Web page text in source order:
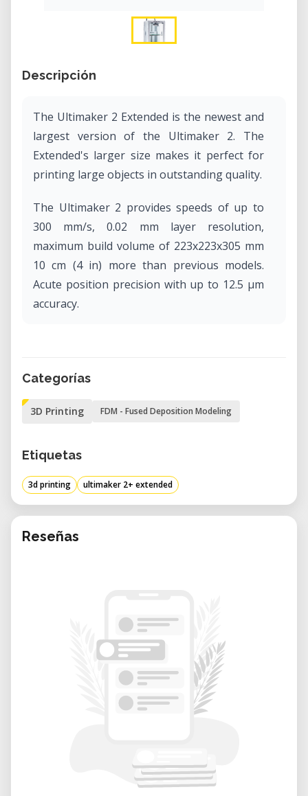
Descripción
The Ultimaker 2 Extended is the newest and
largest version of the Ultimaker 2. The
Extended's larger size makes it perfect for
printing large objects in outstanding quality.
The Ultimaker 2 provides speeds of up to
300 mm/s, 0.02 mm layer resolution,
maximum build volume of 223x223x305 mm
10 cm (4 in) more than previous models.
Acute position precision with up to 12.5 μm
accuracy.
Categorías
3D Printing FDM - Fused Deposition Modeling
Etiquetas
3d printing ultimaker 2+ extended
Reseñas